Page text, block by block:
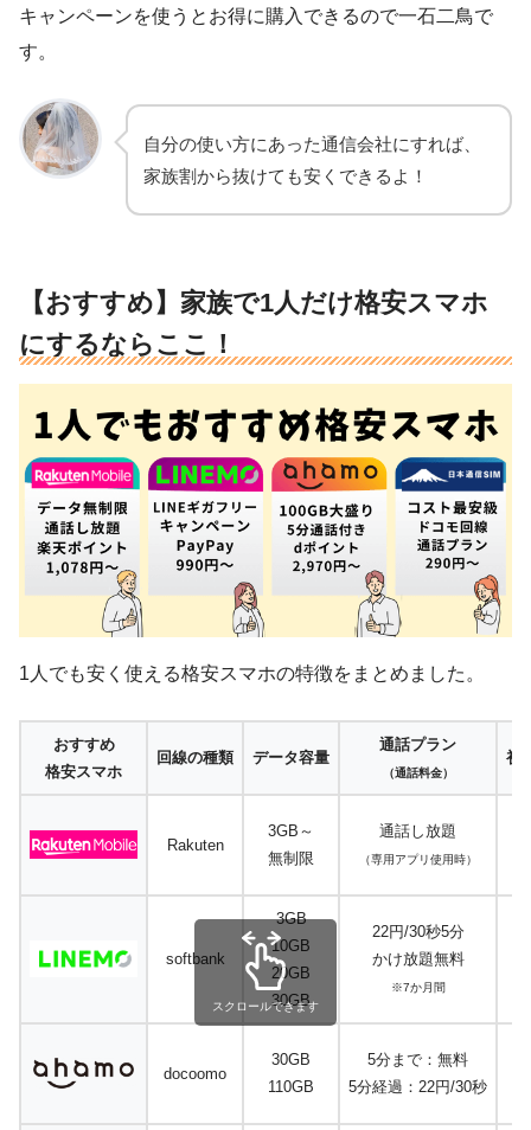
キャンペーンを使うとお得に購入できるので一石二鳥で
す。
自分の使い方にあった通信会社にすれば、
家族割から抜けても安くできるよ！
【おすすめ】家族で1人だけ格安スマホ
にするならここ！
1人でも安く使える格安スマホの特徴をまとめました。
おすすめ
格安スマホ
回線の種類 データ容量
通話プラン
（通話料金）
初
Rakuten
3GB～
無制限
通話し放題
（専用アプリ使用時）
softbank
3GB
10GB
20GB
30GB
22円/30秒5分
かけ放題無料
※7か月間
docoomo
30GB
110GB
5分まで：無料
5分経過：22円/30秒
スクロールできます